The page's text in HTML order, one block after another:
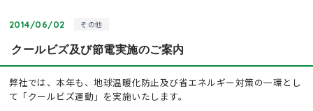
2014/06/02 その他
クールビズ及び節電実施のご案内
弊社では、本年も、地球温暖化防止及び省エネルギー対策の一環とし
て「クールビズ運動」を実施いたします。